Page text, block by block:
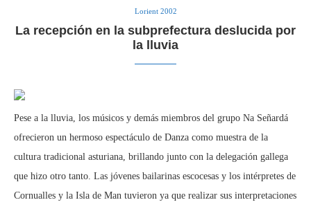
Lorient 2002
La recepción en la subprefectura deslucida por
la lluvia
Pese a la lluvia, los músicos y demás miembros del grupo Na Señardá
ofrecieron un hermoso espectáculo de Danza como muestra de la
cultura tradicional asturiana, brillando junto con la delegación gallega
que hizo otro tanto. Las jóvenes bailarinas escocesas y los intérpretes de
Cornualles y la Isla de Man tuvieron ya que realizar sus interpretaciones